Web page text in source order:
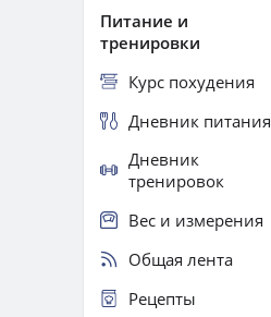
Питание и
тренировки
Курс похудения
Дневник питания
Дневник
тренировок
Вес и измерения
Общая лента
Рецепты